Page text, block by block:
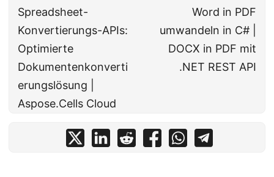
Spreadsheet-
Konvertierungs-APIs:
Optimierte
Dokumentenkonverti
erungslösung |
Aspose.Cells Cloud
Word in PDF
umwandeln in C# |
DOCX in PDF mit
.NET REST API